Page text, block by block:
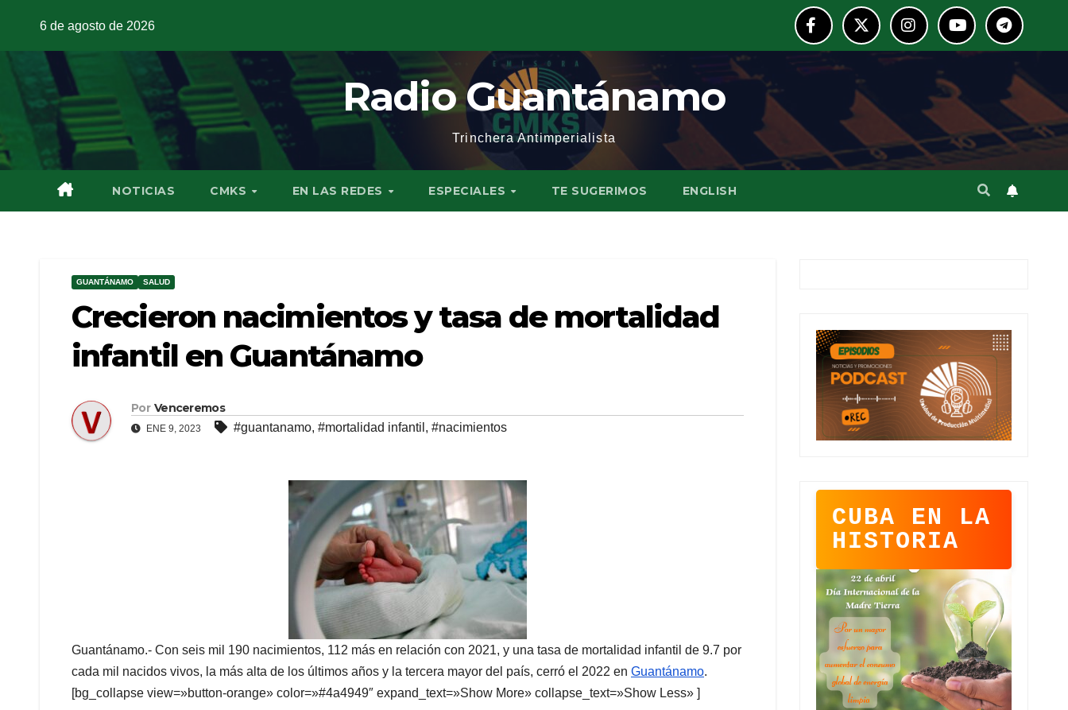
6 de agosto de 2026
Radio Guantánamo
Trinchera Antimperialista
NOTICIAS CMKS EN LAS REDES ESPECIALES TE SUGERIMOS ENGLISH
GUANTÁNAMO SALUD
Crecieron nacimientos y tasa de mortalidad
infantil en Guantánamo
Por Venceremos
ENE 9, 2023 #guantanamo, #mortalidad infantil , #nacimientos
Guantánamo.- Con seis mil 190 nacimientos, 112 más en relación con 2021, y una tasa de mortalidad infantil de 9.7 por
cada mil nacidos vivos, la más alta de los últimos años y la tercera mayor del país, cerró el 2022 en Guantánamo.
[bg_collapse view=»button-orange» color=»#4a4949″ expand_text=»Show More» collapse_text=»Show Less» ]
CUBA EN LA
HISTORIA